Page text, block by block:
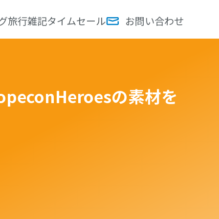
旅行雑記タイムセール お問い合わせ
の素材を